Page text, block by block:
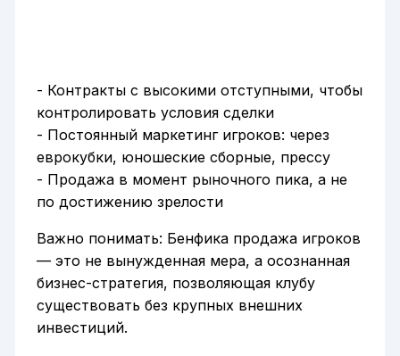
- Контракты с высокими отступными, чтобы
контролировать условия сделки
- Постоянный маркетинг игроков: через
еврокубки, юношеские сборные, прессу
- Продажа в момент рыночного пика, а не
по достижению зрелости
Важно понимать: Бенфика продажа игроков
— это не вынужденная мера, а осознанная
бизнес-стратегия, позволяющая клубу
существовать без крупных внешних
инвестиций.